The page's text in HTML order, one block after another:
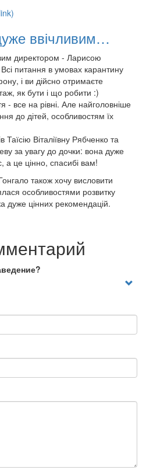
ввічливим…
директором - Ларисою
питання в умовах карантину
і ви дійсно отримаєте
як бути і що робити :)
- все на рівні. Але найголовніше
до дітей, особливостям їх
Віталіївну Рябченко та
за увагу до дочки: вона дуже
а це цінно, спасибі вам!
також хочу висловити
особливостями розвитку
дуже цінних рекомендацій.